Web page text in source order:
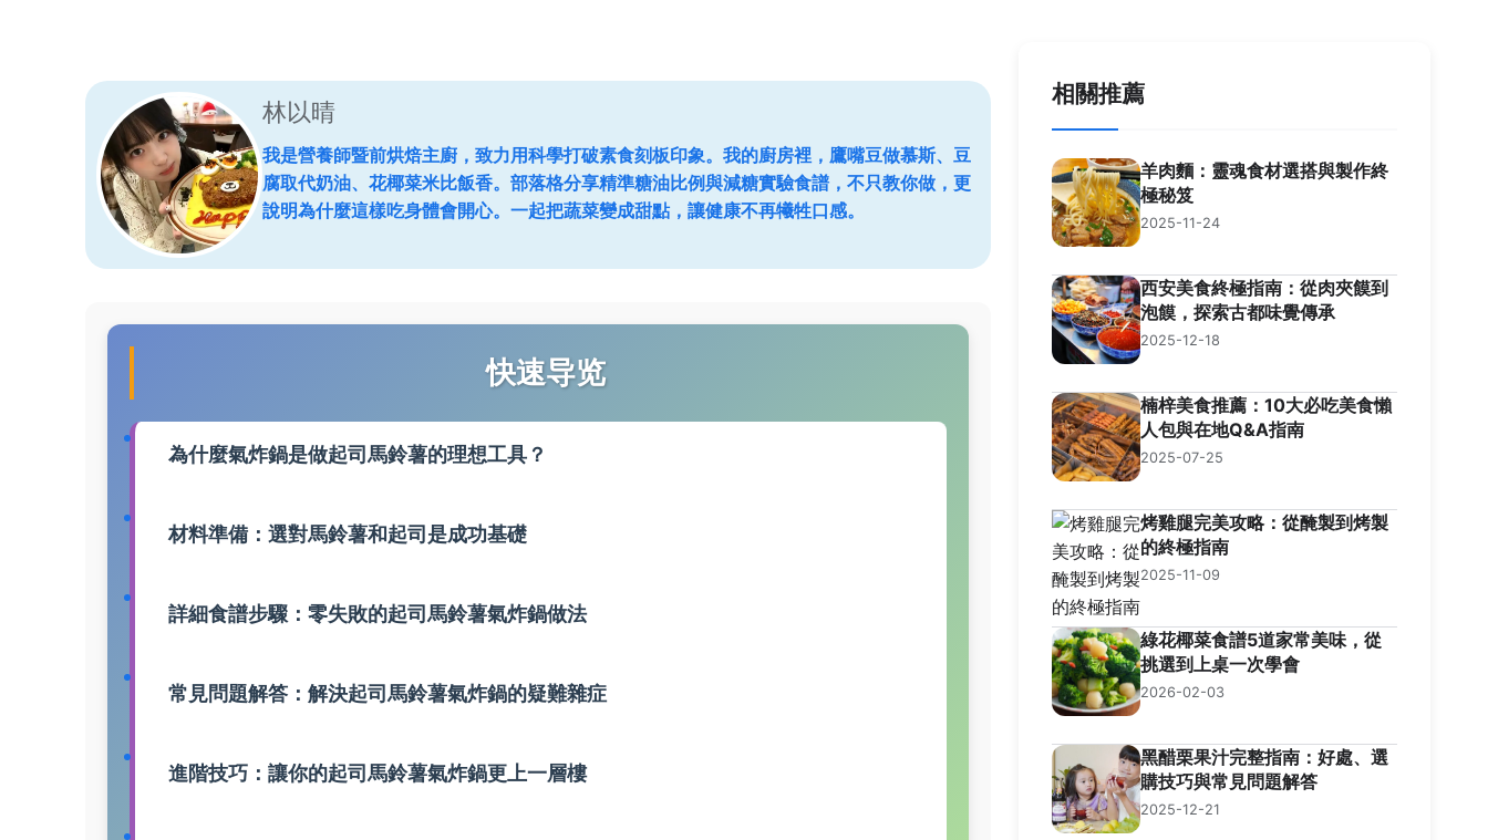
林以晴
我是營養師暨前烘焙主廚，致力用科學打破素食刻板印象。我的廚房裡，鷹嘴豆做慕斯、豆
腐取代奶油、花椰菜米比飯香。部落格分享精準糖油比例與減糖實驗食譜，不只教你做，更
說明為什麼這樣吃身體會開心。一起把蔬菜變成甜點，讓健康不再犧牲口感。
快速导览
為什麼氣炸鍋是做起司馬鈴薯的理想工具？
材料準備：選對馬鈴薯和起司是成功基礎
詳細食譜步驟：零失敗的起司馬鈴薯氣炸鍋做法
常見問題解答：解決起司馬鈴薯氣炸鍋的疑難雜症
進階技巧：讓你的起司馬鈴薯氣炸鍋更上一層樓
相關推薦
羊肉麵：靈魂食材選搭與製作終
極秘笈
2025-11-24
西安美食終極指南：從肉夾饃到
泡饃，探索古都味覺傳承
2025-12-18
楠梓美食推薦：10大必吃美食懶
人包與在地Q&A指南
2025-07-25
烤雞腿完美攻略：從醃製到烤製
的終極指南
2025-11-09
綠花椰菜食譜5道家常美味，從
挑選到上桌一次學會
2026-02-03
黑醋栗果汁完整指南：好處、選
購技巧與常見問題解答
2025-12-21